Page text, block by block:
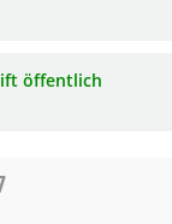
öffentlich